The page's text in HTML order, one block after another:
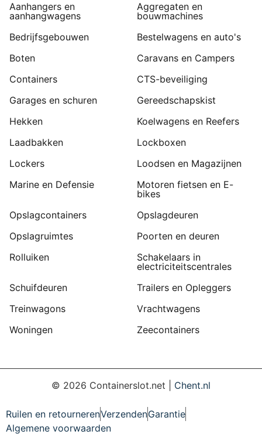
Aanhangers en
aanhangwagens
Aggregaten en
bouwmachines
Bedrijfsgebouwen
Bestelwagens en auto's
Boten
Caravans en Campers
Containers
CTS-beveiliging
Garages en schuren
Gereedschapskist
Hekken
Koelwagens en Reefers
Laadbakken
Lockboxen
Lockers
Loodsen en Magazijnen
Marine en Defensie
Motoren fietsen en E-
bikes
Opslagcontainers
Opslagdeuren
Opslagruimtes
Poorten en deuren
Rolluiken
Schakelaars in
electriciteitscentrales
Schuifdeuren
Trailers en Opleggers
Treinwagons
Vrachtwagens
Woningen
Zeecontainers
© 2026 Containerslot.net | Chent.nl
Ruilen en retournerenVerzendenGarantie
Algemene voorwaarden